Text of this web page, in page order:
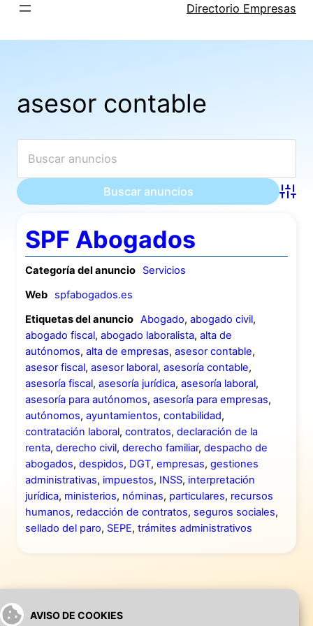
AVISO DE COOKIES
Saltar
Directorio Empresas
asesor contable
SPF Abogados
Categoría del anuncio
Servicios
Web
spfabogados.es
Etiquetas del anuncio Abogado, abogado civil,
abogado fiscal, abogado laboralista, alta de
autónomos, alta de empresas, asesor contable,
asesor fiscal, asesor laboral, asesoría contable,
asesoría fiscal, asesoría jurídica, asesoría laboral,
asesoría para autónomos, asesoría para empresas,
autónomos, ayuntamientos, contabilidad,
contratación laboral, contratos, declaración de la
renta, derecho civil, derecho familiar, despacho de
abogados, despidos, DGT, empresas, gestiones
administrativas, impuestos, INSS, interpretación
jurídica, ministerios, nóminas, particulares, recursos
humanos, redacción de contratos, seguros sociales,
sellado del paro, SEPE, trámites administrativos